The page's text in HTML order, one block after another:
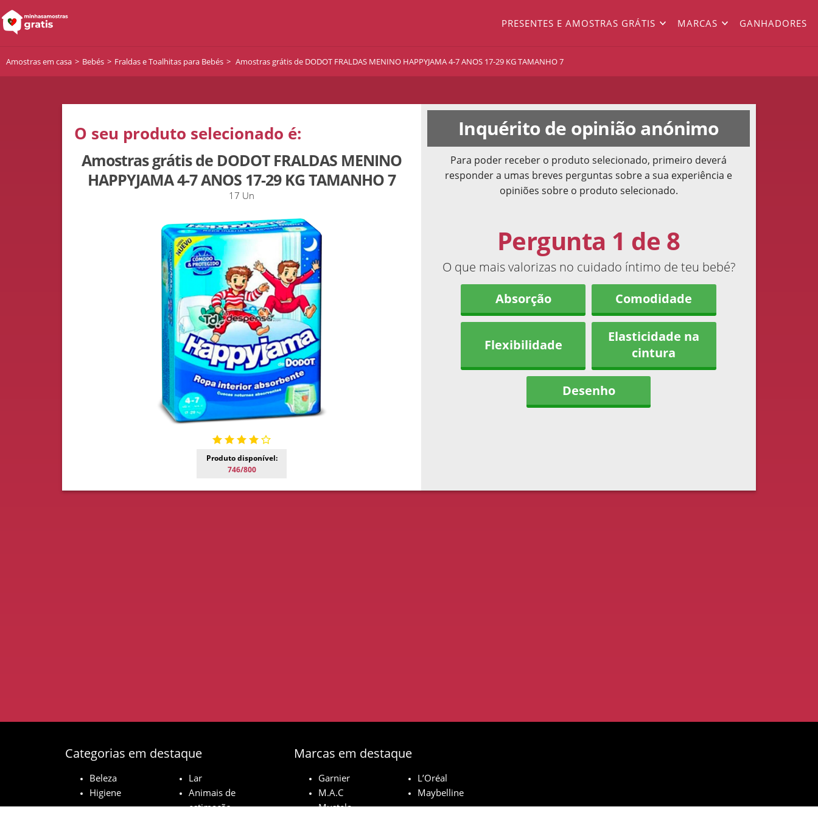
PRESENTES E AMOSTRAS GRÁTIS MARCAS GANHADORES
Amostras em casa Bebés Fraldas e Toalhitas para Bebés Amostras grátis de DODOT FRALDAS MENINO HAPPYJAMA 4-7 ANOS 17-29 KG TAMANHO 7
O seu produto selecionado é:
Amostras grátis de DODOT FRALDAS MENINO
HAPPYJAMA 4-7 ANOS 17-29 KG TAMANHO 7
17 Un
Produto disponível:
746/800
Inquérito de opinião anónimo
Para poder receber o produto selecionado, primeiro deverá
responder a umas breves perguntas sobre a sua experiência e
opiniões sobre o produto selecionado.
Pergunta 1 de 8
O que mais valorizas no cuidado íntimo de teu bebé?
Absorção
Comodidade
Flexibilidade
Elasticidade na
cintura
Desenho
Categorias em destaque
Beleza
Lar
Higiene
Animais de
estimação
Marcas em destaque
Garnier
L’Oréal
M.A.C
Maybelline
Mustela